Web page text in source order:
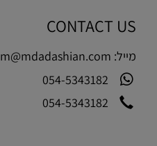
CONTACT US
מייל: m@mdadashian.com
054-5343182
054-5343182